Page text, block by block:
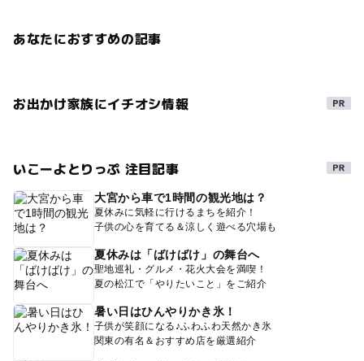
あなたにおすすめの記事
お出かけ家族にイチオシ情報
いこーよとりっぷ 注目記事
大宮から車で1時間の観光地は？
夏休みに気軽に行けるまちを紹介！
子供の心を育てる＆涼しく遊べる穴場も
夏休みは「ばけばけ」の舞台へ
聖地巡礼・グルメ・花火大会を満喫！
夏の松江で「やりたいこと」をご紹介
暑い日はひんやりかき氷！
子供が笑顔になる♪ふわふわ天然かき氷
関東の有名＆おすすめ店を厳選紹介